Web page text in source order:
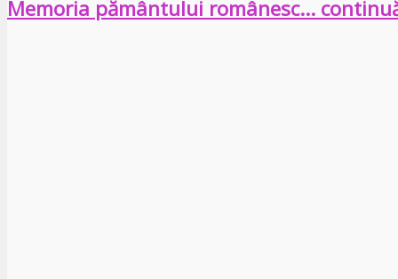
Memoria pământului românesc…